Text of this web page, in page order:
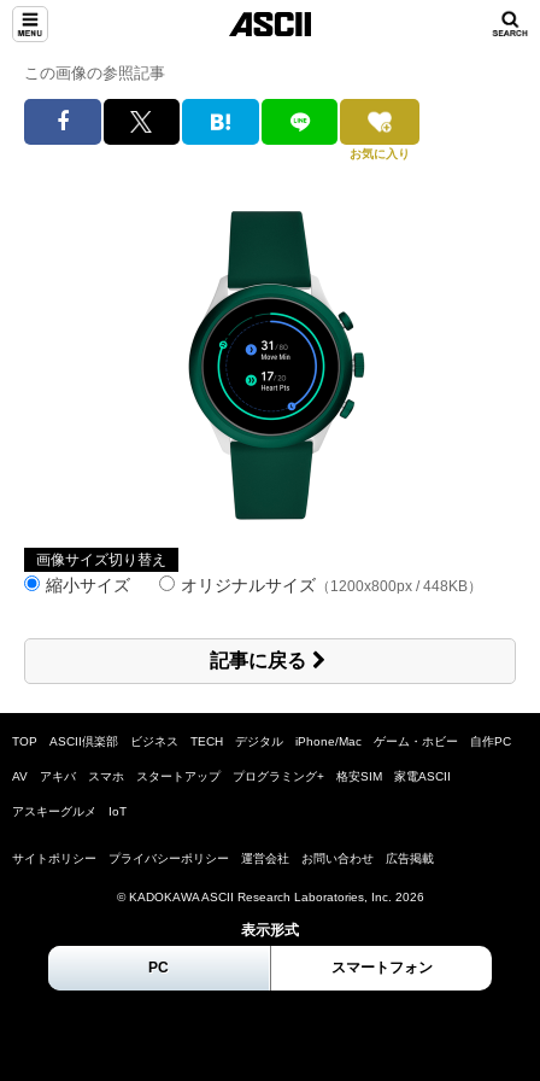
この画像の参照記事
お気に入り
画像サイズ切り替え
縮小サイズ オリジナルサイズ （1200x800px / 448KB）
記事に戻る
TOP ASCII倶楽部 ビジネス TECH デジタル iPhone/Mac ゲーム・ホビー 自作PC
AV アキバ スマホ スタートアップ プログラミング+ 格安SIM 家電ASCII
アスキーグルメ IoT
サイトポリシー プライバシーポリシー 運営会社 お問い合わせ 広告掲載
© KADOKAWA ASCII Research Laboratories, Inc. 2026
表示形式
PC スマートフォン